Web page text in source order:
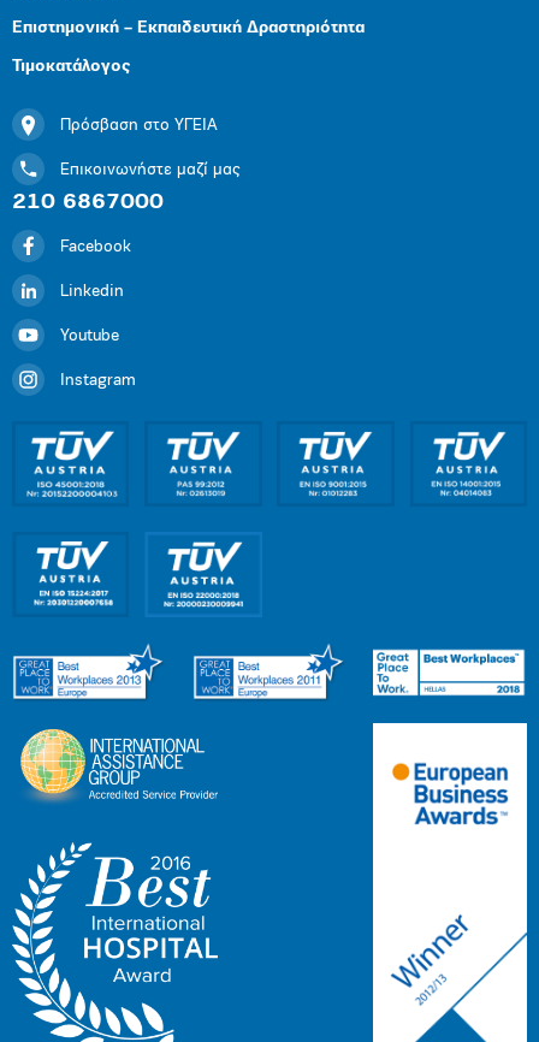
Επιστημονική – Εκπαιδευτική Δραστηριότητα
Τιμοκατάλογος
Πρόσβαση στο ΥΓΕΙΑ
Επικοινωνήστε μαζί μας
210 6867000
Facebook
Linkedin
Youtube
Instagram